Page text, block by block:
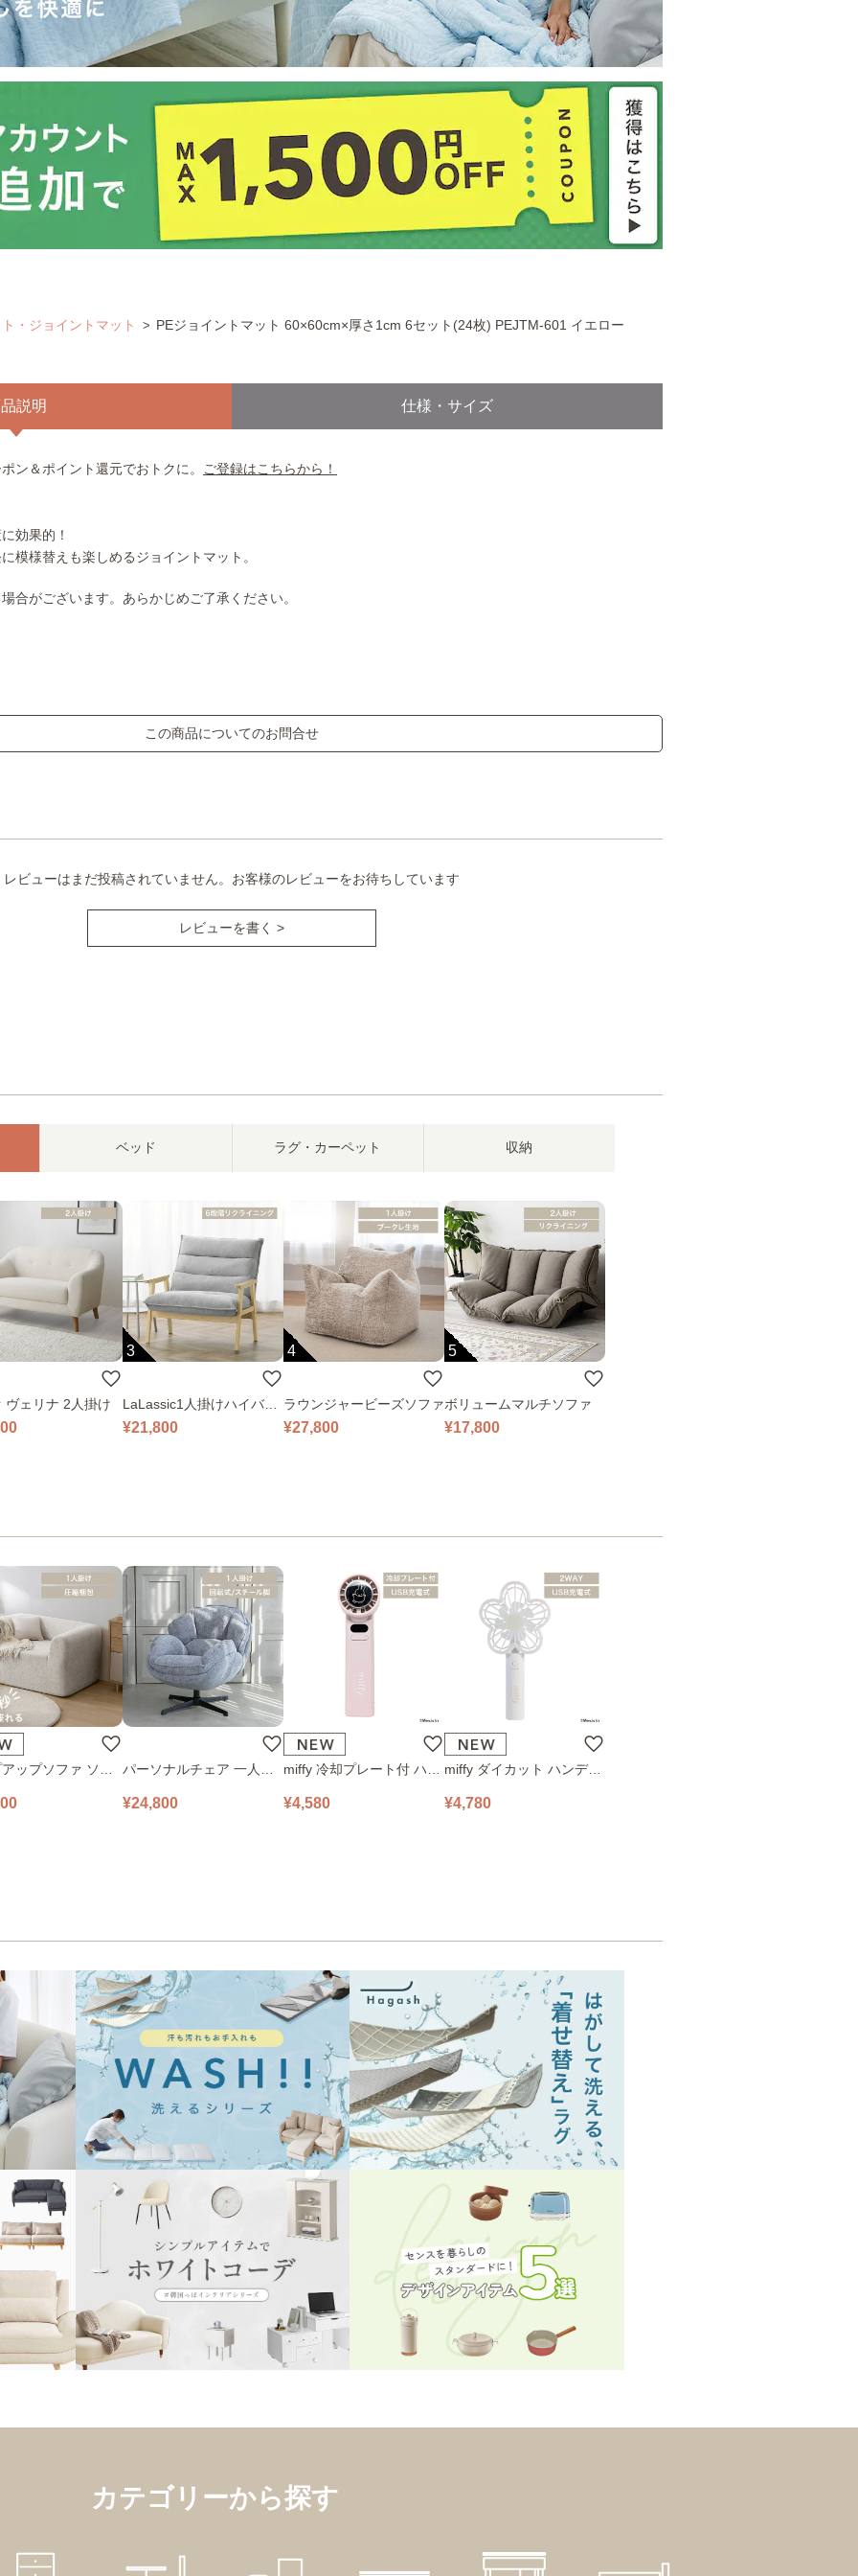
ベッド ラグ・カーペット 収納
ヴェリナ 2人掛け
3
LaLassic1人掛けハイバッ
クソファ ワイド
¥21,800
4
ラウンジャービーズソファ
¥27,800
5
ボリュームマルチソファ
¥17,800
ップソファ ソフ
PUS1-1SA ベージ
パーソナルチェア 一人掛
ブルーグレー
¥24,800
miffy 冷却プレート付 ハン
ピンク
¥4,580
miffy ダイカット ハンディ
ホワイト
¥4,780
・ジョイントマット PEジョイントマット 60×60cm×厚さ1cm 6セット(24枚) PEJTM-601 イエロー
説明 仕様・サイズ
ン＆ポイント還元でおトクに。 ご登録はこちらから！
効果的！
模様替えも楽しめるジョイントマット。
合がございます。あらかじめご了承ください。
この商品についてのお問合せ
レビューはまだ投稿されていません。お客様のレビューをお待ちしています
レビューを書く >
カテゴリーから探す